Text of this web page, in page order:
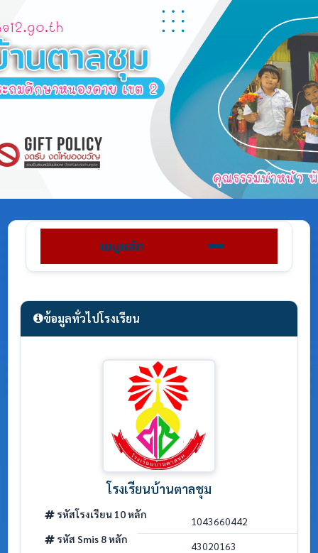
เมนูหลัก
ข้อมูลทั่วไปโรงเรียน
โรงเรียนบ้านตาลชุม
รหัสโรงเรียน 10 หลัก
1043660442
รหัส Smis 8 หลัก
43020163